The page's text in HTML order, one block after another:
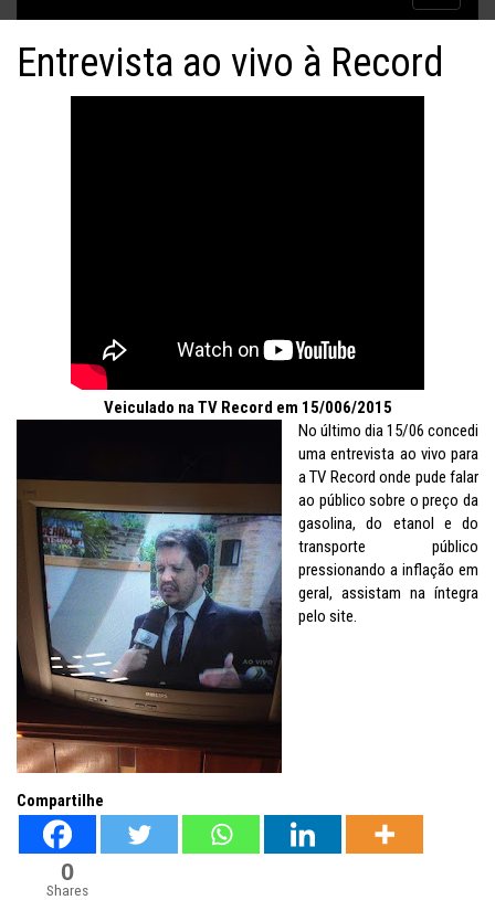
Entrevista ao vivo à Record
Veiculado na TV Record em 15/006/2015
No último dia 15/06 concedi
uma entrevista ao vivo para
a TV Record onde pude falar
ao público sobre o preço da
gasolina, do etanol e do
transporte público
pressionando a inflação em
geral, assistam na íntegra
pelo site.
Compartilhe
0
Shares